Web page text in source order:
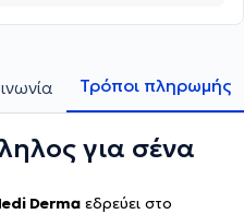
Τρόποι πληρωμής
για σένα
Derma εδρεύει στο